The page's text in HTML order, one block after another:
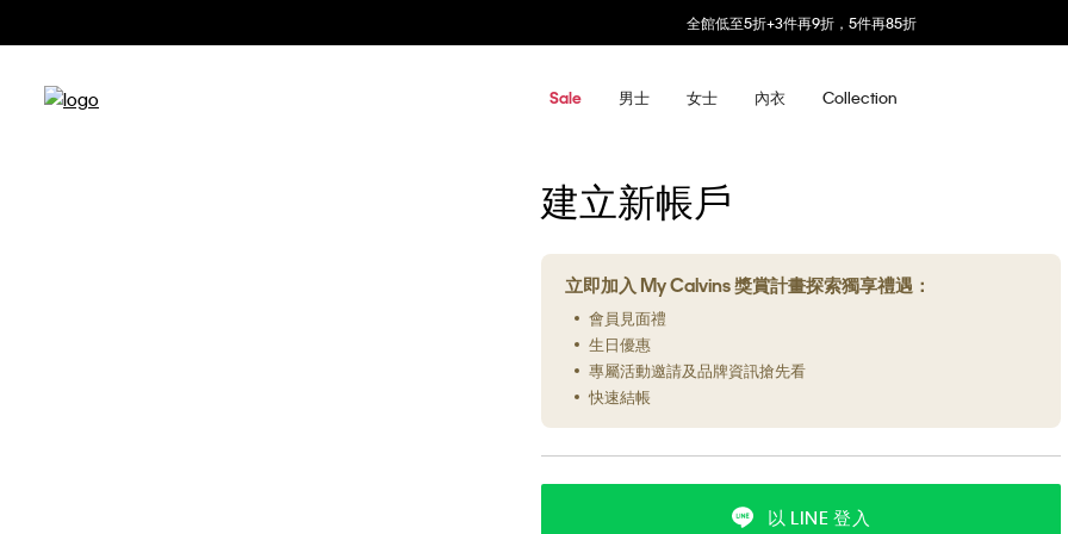
全館低至5折+3件再9折，5件再85折
Sale 男士 女士 內衣 Collection
建立新帳戶
立即加入 My Calvins 獎賞計畫探索獨享禮遇：
會員見面禮
生日優惠
專屬活動邀請及品牌資訊搶先看
快速結帳
以 LINE 登入